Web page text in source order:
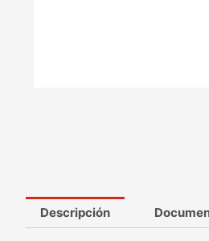
Descripción